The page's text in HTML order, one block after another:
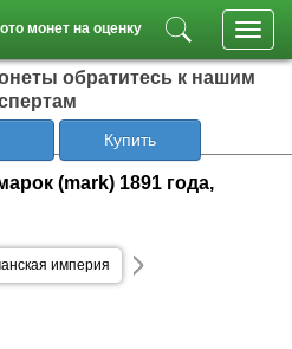
монет на оценку
обратитесь к нашим
Купить
(mark) 1891 года,
империя